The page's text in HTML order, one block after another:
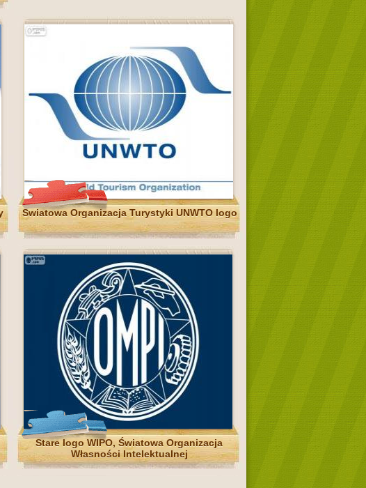
Światowa Organizacja Turystyki UNWTO logo
Stare logo WIPO, Światowa Organizacja
Własności Intelektualnej